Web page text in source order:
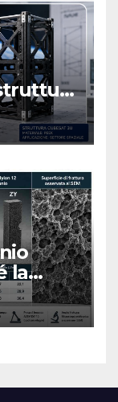
PEEK
la